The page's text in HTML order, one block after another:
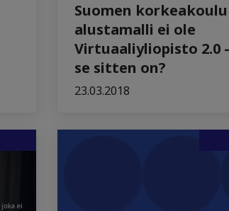
Suomen korkeakoulu
alustamalli ei ole
Virtuaaliyliopisto 2.0
se sitten on?
23.03.2018